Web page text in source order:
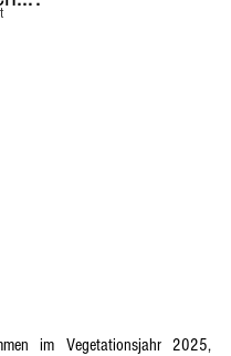
im Vegetationsjahr 2025,